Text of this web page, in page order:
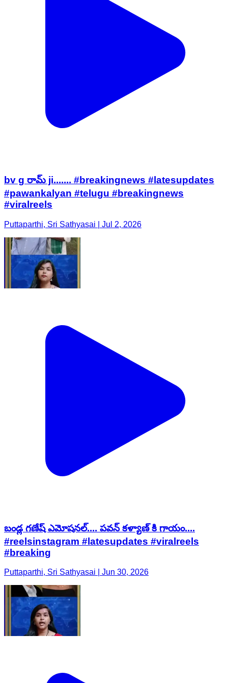
bv g రామ్ ji....... #breakingnews #latesupdates
#pawankalyan #telugu #breakingnews
#viralreels
Puttaparthi, Sri Sathyasai | Jul 2, 2026
బండ్ల గణేష్ ఎమోషనల్.... పవన్ కళ్యాణ్ కి గాయం....
#reelsinstagram #latesupdates #viralreels
#breaking
Puttaparthi, Sri Sathyasai | Jun 30, 2026